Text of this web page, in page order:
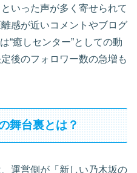
いった声が多く寄せられて
感が近いコメントやブログ
“癒しセンター”としての動
後のフォロワー数の急増も
舞台裏とは？
運営側が「新しい乃木坂の